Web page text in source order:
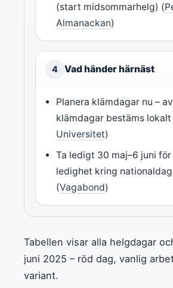
(start midsommarhelg) (
Almanackan)
4 Vad händer härnäst
Planera klämdagar nu –
klämdagar bestäms lokalt
Universitet)
Ta ledigt 30 maj–6 juni
ledighet kring
(Vagabond)
Tabellen visar alla helgdagar
juni 2025 – röd dag, vanlig
variant.